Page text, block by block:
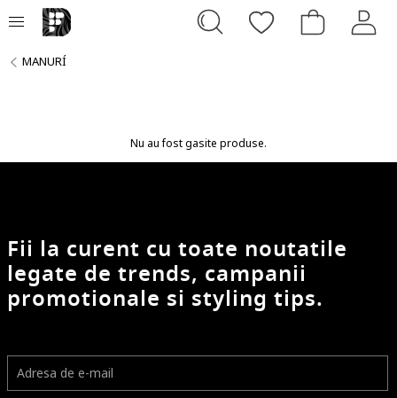
MANURÍ
Nu au fost gasite produse.
Fii la curent cu toate noutatile
legate de trends, campanii
promotionale si styling tips.